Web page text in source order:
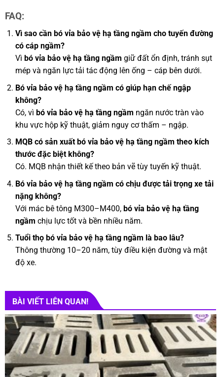
FAQ:
Vì sao cần bó vỉa bảo vệ hạ tầng ngầm cho tuyến đường
có cáp ngầm?
Vì bó vỉa bảo vệ hạ tầng ngầm giữ đất ổn định, tránh sụt
mép và ngăn lực tải tác động lên ống – cáp bên dưới.
Bó vỉa bảo vệ hạ tầng ngầm có giúp hạn chế ngập
không?
Có, vì bó vỉa bảo vệ hạ tầng ngầm ngăn nước tràn vào
khu vực hộp kỹ thuật, giảm nguy cơ thấm – ngập.
MQB có sản xuất bó vỉa bảo vệ hạ tầng ngầm theo kích
thước đặc biệt không?
Có. MQB nhận thiết kế theo bản vẽ tùy tuyến kỹ thuật.
Bó vỉa bảo vệ hạ tầng ngầm có chịu được tải trọng xe tải
nặng không?
Với mác bê tông M300–M400, bó vỉa bảo vệ hạ tầng
ngầm chịu lực tốt và bền nhiều năm.
Tuổi thọ bó vỉa bảo vệ hạ tầng ngầm là bao lâu?
Thông thường 10–20 năm, tùy điều kiện đường và mật
độ xe.
BÀI VIẾT LIÊN QUAN!